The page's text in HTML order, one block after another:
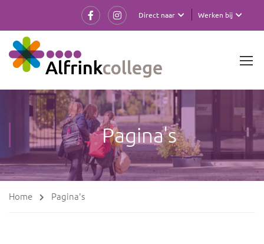
Werken bij
Direct naar
Pagina's
Home Pagina's